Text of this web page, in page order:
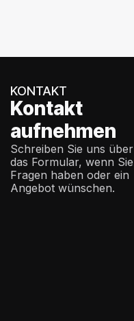
KONTAKT
Kontakt
aufnehmen
Schreiben Sie uns über
das Formular, wenn Sie
Fragen haben oder ein
Angebot wünschen.